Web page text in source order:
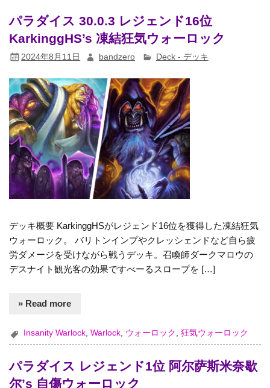
パラダイス 30.0.3 レジェンド16位
KarkinggHS’s 凍結狂気ウォーロック
2024年8月11日 bandzero Deck - デッキ
デッキ概要 KarkinggHSがレジェンド16位を獲得した凍結狂気
ウォーロック。 バリトンインプやクレッシェンドなど自ら疲
労ダメージを受けながら戦うデッキ。召喚師ダークマロウの
デスナイト観光客の効果ですべーるスロープを […]
» Read more
Insanity Warlock,Warlock, ウォーロック ,狂気ウォーロック
パラダイス レジェンド1位 阿尔萨斯米奈歇
尔’s 自傷ウォーロック